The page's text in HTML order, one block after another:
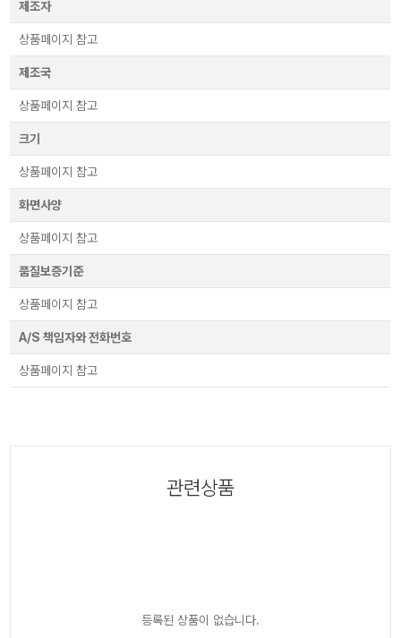
제조자
상품페이지 참고
제조국
상품페이지 참고
크기
상품페이지 참고
화면사양
상품페이지 참고
품질보증기준
상품페이지 참고
A/S 책임자와 전화번호
상품페이지 참고
관련상품
등록된 상품이 없습니다.